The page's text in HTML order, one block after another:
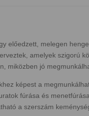
előedzett, melegen
amelyek szigorú
miközben jó
képest a
fúrása és
a szerszám